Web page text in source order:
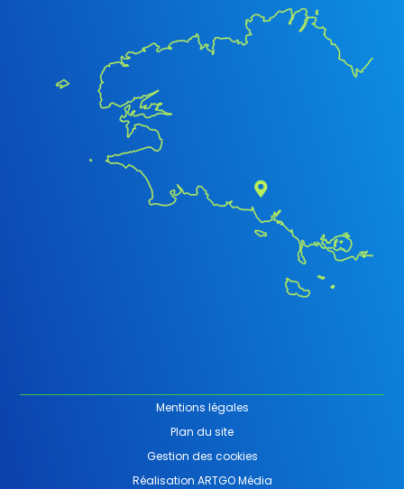
Mentions légales
Plan du site
Gestion des cookies
Réalisation ARTGO Média